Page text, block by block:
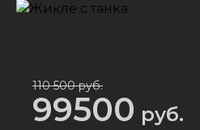
110 500 руб.
99500 руб.